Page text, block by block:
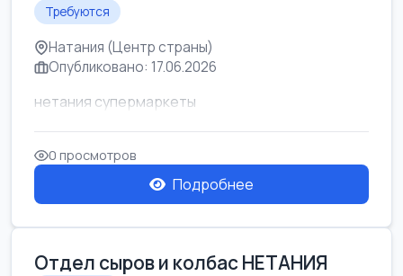
Требуются
Натания (Центр страны)
Опубликовано: 17.06.2026
нетания супермаркеты
0 просмотров
Подробнее
Отдел сыров и колбас НЕТАНИЯ